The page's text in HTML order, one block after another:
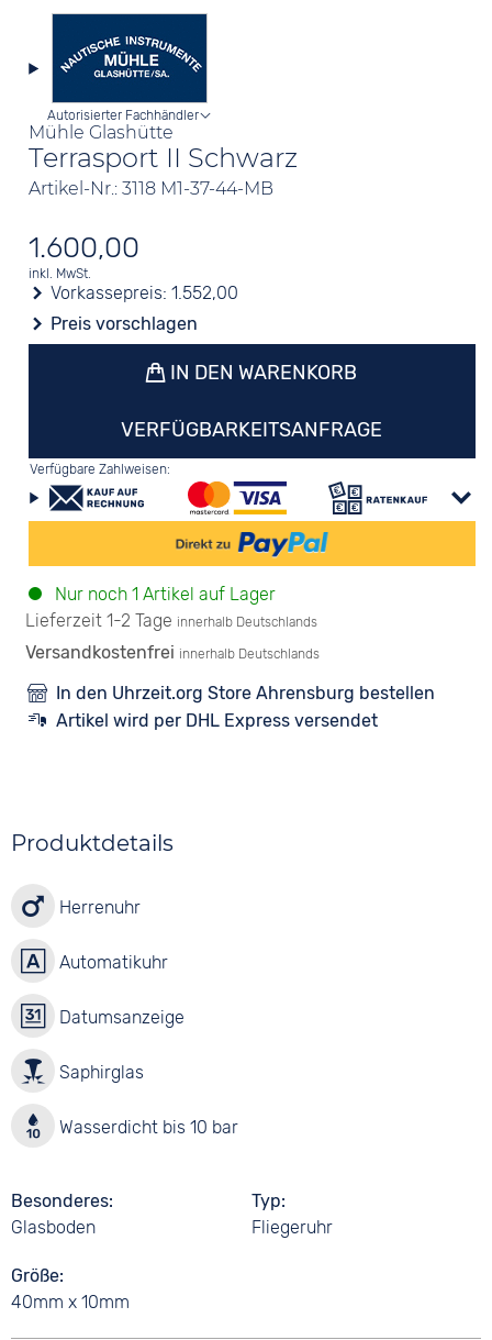
Mühle Glashütte
Terrasport II Schwarz
Artikel-Nr.: 3118 M1-37-44-MB
Autorisierter Fachhändler
1.600,00
inkl. MwSt.
Vorkassepreis:1.552,00
Preis vorschlagen
IN DEN WARENKORB
VERFÜGBARKEITSANFRAGE
Verfügbare Zahlweisen:
Nur noch 1 Artikel auf Lager
Lieferzeit 1-2 Tage innerhalb Deutschlands
Versandkostenfrei innerhalb Deutschlands
In den Uhrzeit.org Store Ahrensburg bestellen
Artikel wird per DHL Express versendet
Produktdetails
Herrenuhr
Automatikuhr
Datumsanzeige
Saphirglas
Wasserdicht bis 10 bar
Besonderes
Glasboden
Typ
Fliegeruhr
Größe
40mm x 10mm